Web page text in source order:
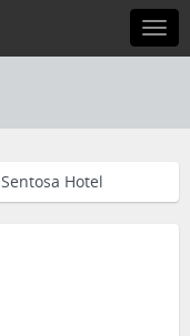
Sentosa Hotel